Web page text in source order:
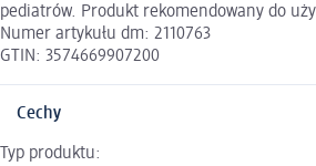
pediatrów. Produkt rekomendowany do
Numer artykułu dm: 2110763
GTIN: 3574669907200
Cechy
Typ produktu: